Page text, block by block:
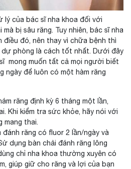
lý của bác sĩ nha khoa đối với
bị sâu răng. Tuy nhiên, bác sĩ nha
điều đó, nên thay vì chữa bệnh thì
dự phòng là cách tốt nhất. Dưới đây
mong muốn tất cả mọi người biết
ngày để luôn có một hàm răng
răng định kỳ 6 tháng một lần,
Khi kiểm tra sức khỏe, hãy nói với
mang thai.
đánh răng có fluor 2 lần/ngày và
dụng bàn chải đánh răng lông
chỉ nha khoa thường xuyên có
giúp giữ cho răng và lợi của bạn